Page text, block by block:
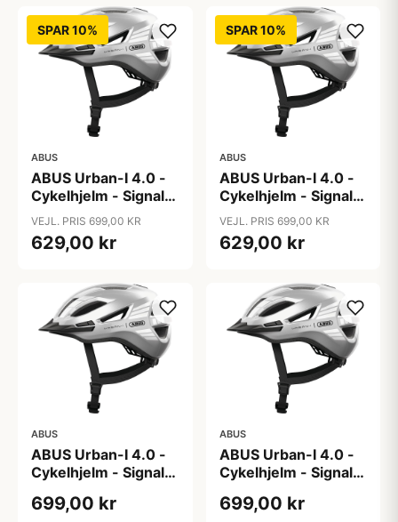
SPAR 10%
ABUS
ABUS Urban-I 4.0 -
Cykelhjelm - Signal
Silver - L
VEJL. PRIS 699,00 KR
629,00 kr
SPAR 10%
ABUS
ABUS Urban-I 4.0 -
Cykelhjelm - Signal
Silver - M
VEJL. PRIS 699,00 KR
629,00 kr
ABUS
ABUS Urban-I 4.0 -
Cykelhjelm - Signal
699,00 kr
ABUS
ABUS Urban-I 4.0 -
Cykelhjelm - Signal
699,00 kr